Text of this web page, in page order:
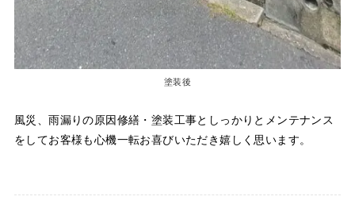
塗装後
風災、雨漏りの原因修繕・塗装工事としっかりとメンテナンス
をしてお客様も心機一転お喜びいただき嬉しく思います。